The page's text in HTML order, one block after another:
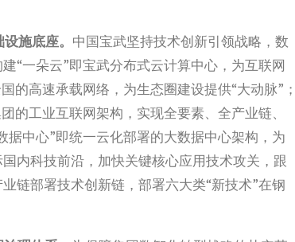
施底座。 中国宝武坚持技术创新引领战略，数
“一朵云”即宝武分布式云计算中心，为互联网
的高速承载网络，为生态圈建设提供“大动脉”；
的工业互联网架构，实现全要素、全产业链、
中心”即统一云化部署的大数据中心架构，为
内科技前沿，加快关键核心应用技术攻关，跟
链部署技术创新链，部署六大类“新技术”在钢